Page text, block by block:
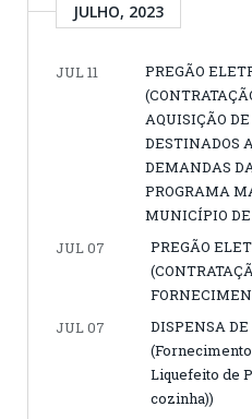
JULHO, 2023
JUL 11
PREGÃO
AQUISIÇÃO
DESTINADOS
DEMANDAS
PROGRAMA
MUNICÍPIO
JUL 07
PREGÃO
JUL 07
DISPENSA
Liquefeito de
cozinha))